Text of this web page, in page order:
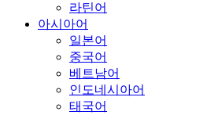
라틴어
아시아어
일본어
중국어
베트남어
인도네시아어
태국어